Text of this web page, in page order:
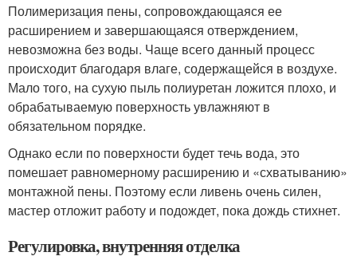
Полимеризация пены, сопровождающаяся ее
расширением и завершающаяся отверждением,
невозможна без воды. Чаще всего данный процесс
происходит благодаря влаге, содержащейся в воздухе.
Мало того, на сухую пыль полиуретан ложится плохо, и
обрабатываемую поверхность увлажняют в
обязательном порядке.
Однако если по поверхности будет течь вода, это
помешает равномерному расширению и «схватыванию»
монтажной пены. Поэтому если ливень очень силен,
мастер отложит работу и подождет, пока дождь стихнет.
Регулировка, внутренняя отделка